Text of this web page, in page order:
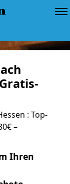
: Top-
–
Ihren